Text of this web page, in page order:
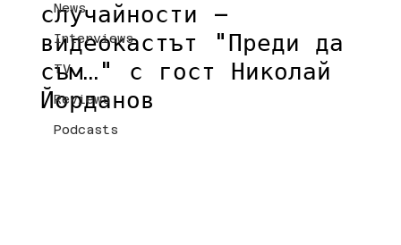
News
Interviews
TV
Reviews
Podcasts
случайности –
видеокастът "Преди да
съм…" с гост Николай
Йорданов